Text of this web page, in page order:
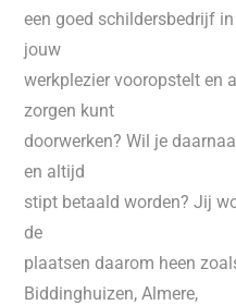
een goed schildersbedrijf
jouw
werkplezier vooropstelt en
zorgen kunt
doorwerken? Wil je
en altijd
stipt betaald worden? Jij
de
plaatsen daarom heen
Biddinghuizen, Almere,